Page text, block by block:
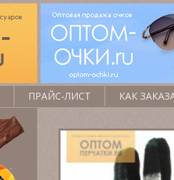
ПРАЙС-ЛИСТ КАК